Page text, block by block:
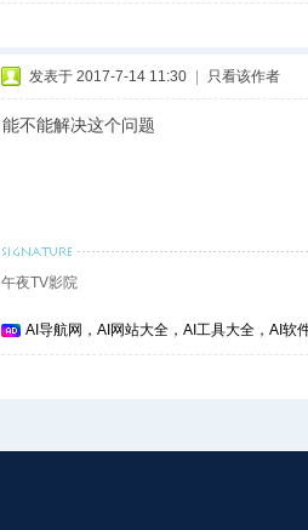
发表于 2017-7-14 11:30 只看该作者
能不能解决这个问题
午夜TV影院
AI导航网，AI网站大全，AI工具大全，AI软